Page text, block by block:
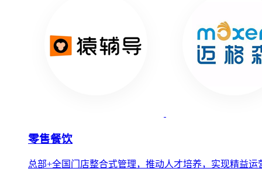
零售餐饮
总部+全国门店整合式管理，推动人才培养，实现精益运